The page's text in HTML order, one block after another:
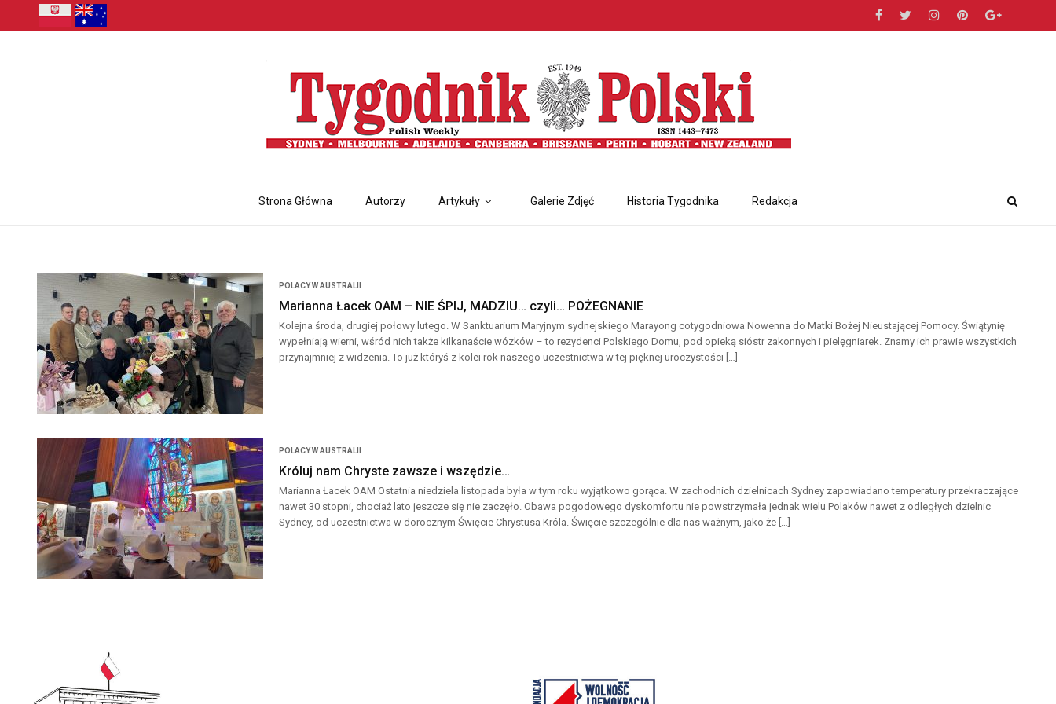
Strona Główna Autorzy Artykuły Galerie Zdjęć Historia Tygodnika Redakcja
POLACY W AUSTRALII
Marianna Łacek OAM – NIE ŚPIJ, MADZIU… czyli… POŻEGNANIE
Kolejna środa, drugiej połowy lutego. W Sanktuarium Maryjnym sydnejskiego Marayong cotygodniowa Nowenna do Matki Bożej Nieustającej Pomocy. Świątynię
wypełniają wierni, wśród nich także kilkanaście wózków – to rezydenci Polskiego Domu, pod opieką sióstr zakonnych i pielęgniarek. Znamy ich prawie wszystkich
przynajmniej z widzenia. To już któryś z kolei rok naszego uczestnictwa w tej pięknej uroczystości […]
POLACY W AUSTRALII
Króluj nam Chryste zawsze i wszędzie…
Marianna Łacek OAM Ostatnia niedziela listopada była w tym roku wyjątkowo gorąca. W zachodnich dzielnicach Sydney zapowiadano temperatury przekraczające
nawet 30 stopni, chociaż lato jeszcze się nie zaczęło. Obawa pogodowego dyskomfortu nie powstrzymała jednak wielu Polaków nawet z odległych dzielnic
Sydney, od uczestnictwa w dorocznym Święcie Chrystusa Króla. Święcie szczególnie dla nas ważnym, jako że […]